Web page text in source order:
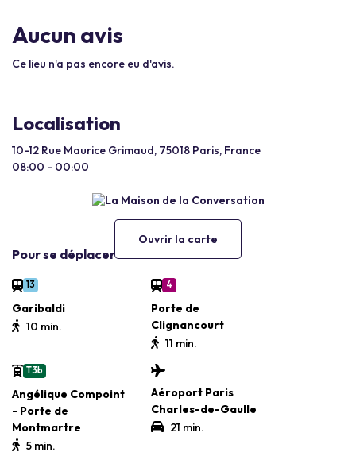
Aucun avis
Ce lieu n'a pas encore eu d'avis.
Localisation
10-12 Rue Maurice Grimaud, 75018 Paris, France
08:00 - 00:00
Ouvrir la carte
Pour se déplacer
13
Garibaldi
10 min.
4
Porte de
Clignancourt
11 min.
T3b
Angélique Compoint
- Porte de
Montmartre
5 min.
Aéroport Paris
Charles-de-Gaulle
21 min.